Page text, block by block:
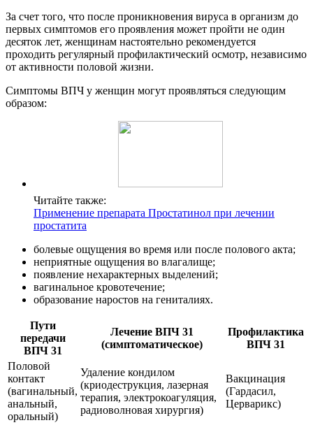
За счет того, что после проникновения вируса в организм до
первых симптомов его проявления может пройти не один
десяток лет, женщинам настоятельно рекомендуется
проходить регулярный профилактический осмотр, независимо
от активности половой жизни.
Симптомы ВПЧ у женщин могут проявляться следующим
образом:
Читайте также:
Применение препарата Простатинол при лечении
простатита
болевые ощущения во время или после полового акта;
неприятные ощущения во влагалище;
появление нехарактерных выделений;
вагинальное кровотечение;
образование наростов на гениталиях.
Пути
передачи
ВПЧ 31
Лечение ВПЧ 31
(симптоматическое)
Профилактика
ВПЧ 31
Половой
контакт
(вагинальный,
анальный,
оральный)
Удаление кондилом
(криодеструкция, лазерная
терапия, электрокоагуляция,
радиоволновая хирургия)
Вакцинация
(Гардасил,
Церварикс)